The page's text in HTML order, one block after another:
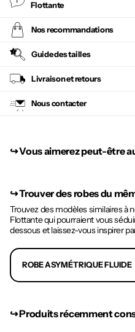
Flottante
Nos recommandations
Guide des tailles
Livraison et retours
Nous contacter
↪︎ Vous aimerez peut-être
↪︎Trouver des robes du
Trouvez des modèles similaires à
Flottante qui pourraient vous
dessous et laissez-vous inspirer
ROBE ASYMÉTRIQUE FLUIDE
↪︎ Produits récemment